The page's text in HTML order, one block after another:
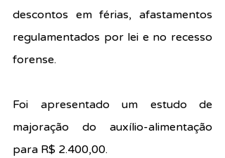
descontos em férias, afastamentos
regulamentados por lei e no recesso
forense.
Foi apresentado um estudo de
majoração do auxílio-alimentação
para R$ 2.400,00.